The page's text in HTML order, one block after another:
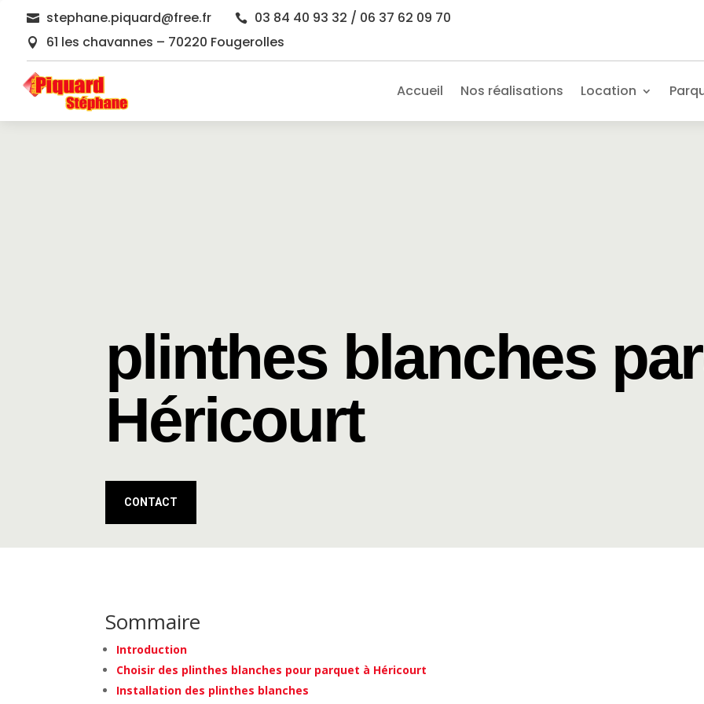
 stephane.piquard@free.fr  03 84 40 93 32 / 06 37 62 09 70
 61 les chavannes – 70220 Fougerolles
Accueil Nos réalisations Location
plinthes blanches
Héricourt
CONTACT
Sommaire
Introduction
Choisir des plinthes blanches pour parquet à Héricourt
Installation des plinthes blanches